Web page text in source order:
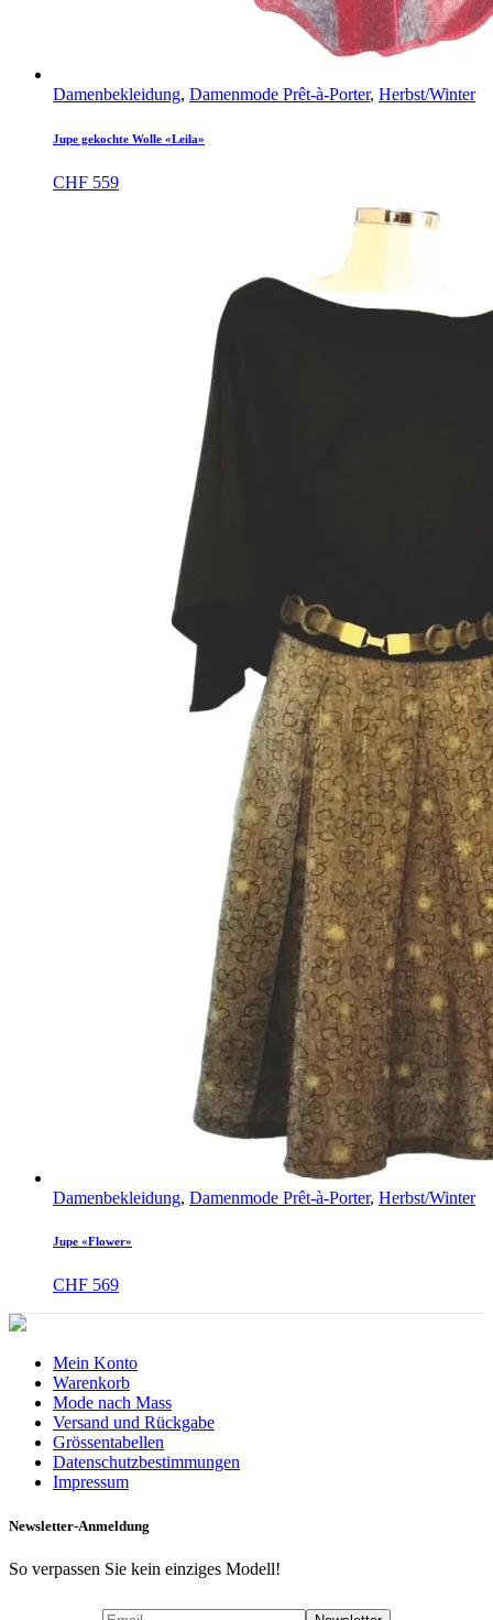
Damenbekleidung, Damenmode Prêt-à-Porter, Herbst/Winter
Jupe gekochte Wolle «Leila»
CHF 559
Damenbekleidung, Damenmode Prêt-à-Porter, Herbst/Winter
Jupe «Flower»
CHF 569
Mein Konto
Warenkorb
Mode nach Mass
Versand und Rückgabe
Grössentabellen
Datenschutzbestimmungen
Impressum
Newsletter-Anmeldung
So verpassen Sie kein einziges Modell!